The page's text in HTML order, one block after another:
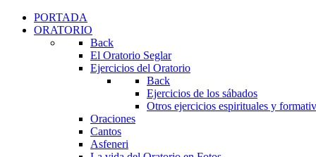
PORTADA
ORATORIO
Back
El Oratorio Seglar
Ejercicios del Oratorio
Back
Ejercicios de los sábados
Otros ejercicios espirituales y
Oraciones
Cantos
Asfeneri